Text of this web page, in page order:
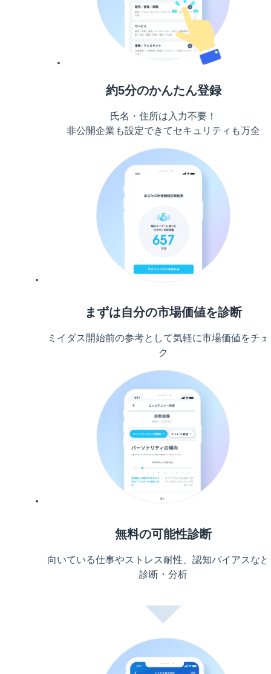
約5分のかんたん登録
氏名・住所は入力不要！
非公開企業も設定できてセキュリティも万全
まずは自分の市場価値を診断
ミイダス開始前の参考として気軽に市場価値をチ
ク
無料の可能性診断
向いている仕事やストレス耐性、認知バイアスな
診断・分析